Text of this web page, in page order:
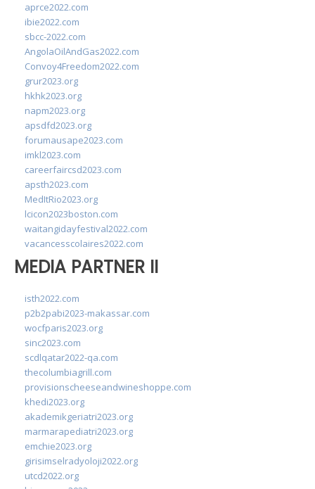
aprce2022.com
ibie2022.com
sbcc-2022.com
AngolaOilAndGas2022.com
Convoy4Freedom2022.com
grur2023.org
hkhk2023.org
napm2023.org
apsdfd2023.org
forumausape2023.com
imkl2023.com
careerfaircsd2023.com
apsth2023.com
MedItRio2023.org
lcicon2023boston.com
waitangidayfestival2022.com
vacancesscolaires2022.com
MEDIA PARTNER II
isth2022.com
p2b2pabi2023-makassar.com
wocfparis2023.org
sinc2023.com
scdlqatar2022-qa.com
thecolumbiagrill.com
provisionscheeseandwineshoppe.com
khedi2023.org
akademikgeriatri2023.org
marmarapediatri2023.org
emchie2023.org
girisimselradyoloji2022.org
utcd2022.org